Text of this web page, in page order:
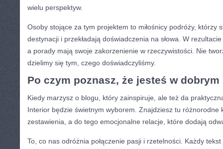
wielu perspektyw.
Osoby stojące za tym projektem to miłośnicy podróży, którzy
destynacji i przekładają doświadczenia na słowa. W
a porady mają swoje zakorzenienie w rzeczywistości. Nie
dzielimy się tym, czego doświadczyliśmy.
Po czym poznasz, że jesteś w
Kiedy marzysz o blogu, który zainspiruje, ale też da
Interior będzie świetnym wyborem. Znajdziesz tu różnorodne
zestawienia, a do tego emocjonalne relacje, które dodają
To, co nas odróżnia połączenie pasji i rzetelności. Każdy